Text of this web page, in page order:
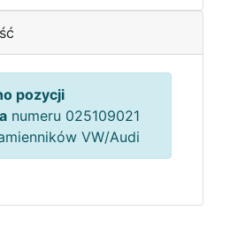
pozycji
numeru 025109021
VW/Audi